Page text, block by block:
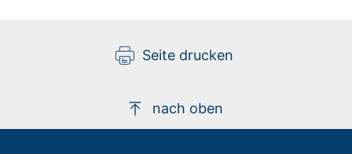
Seite drucken
nach oben